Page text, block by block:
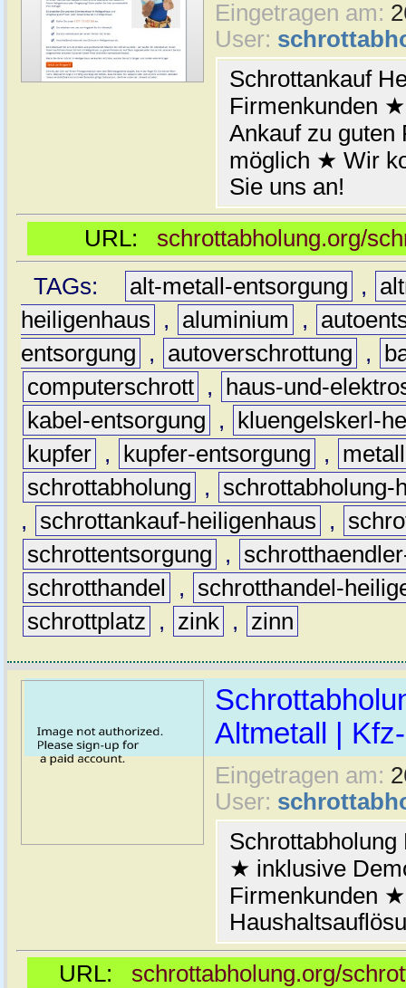
Eingetragen am:
User:
Schrottankauf
Firmenkunden
Ankauf zu
möglich ★ Wir
Sie uns an!
URL: schrottabholung.org/
TAGs:
alt-metall-entsorgung ,
heiligenhaus
, aluminium ,
entsorgung
, autoverschrottung ,
computerschrott ,
haus-und-
kabel-entsorgung
,
kluengelskerl-
kupfer , kupfer-entsorgung ,
metall
schrottabholung
,
schrottabholung-
,
schrottankauf-heiligenhaus ,
schrottentsorgung
,
schrotthandel
,
schrotthandel-
schrottplatz
, zink , zinn
Altmetall |
Eingetragen am:
User:
★ inklusive
Firmenkunden
URL: schrottabholung.org/